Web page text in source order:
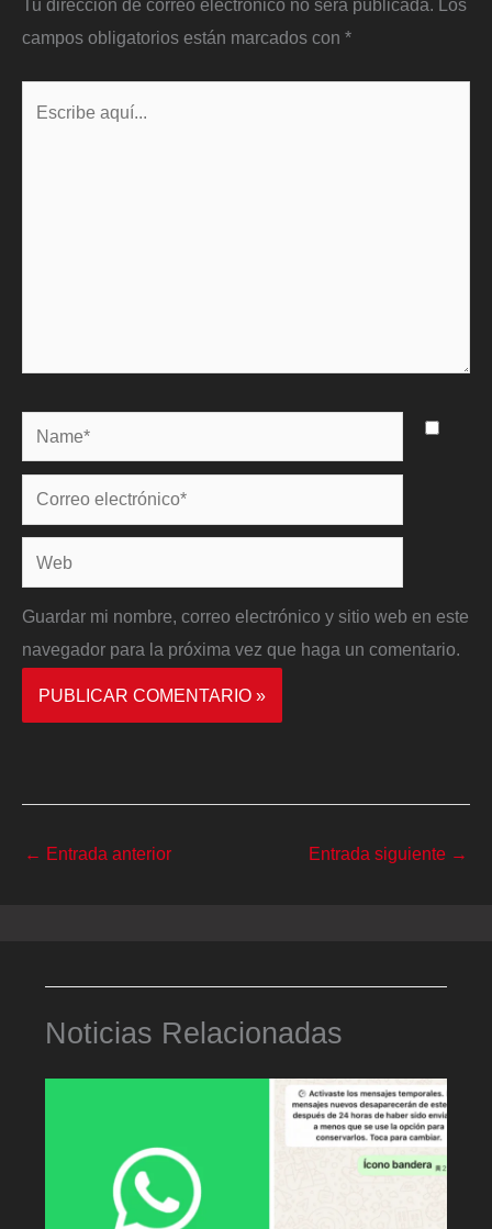
Tu dirección de correo electrónico no será publicada.
Los
campos obligatorios están marcados con *
Name*
Correo
electrónico*
Web
Guardar mi nombre, correo electrónico y sitio web en este
navegador para la próxima vez que haga un comentario.
← Entrada anterior Entrada siguiente →
Noticias Relacionadas